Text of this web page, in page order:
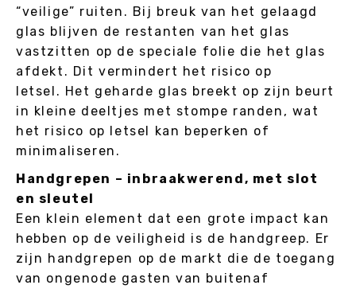
“veilige” ruiten. Bij breuk van het gelaagd
glas blijven de restanten van het glas
vastzitten op de speciale folie die het glas
afdekt. Dit vermindert het risico op
letsel. Het geharde glas breekt op zijn beurt
in kleine deeltjes met stompe randen, wat
het risico op letsel kan beperken of
minimaliseren.
Handgrepen – inbraakwerend, met slot
en sleutel
Een klein element dat een grote impact kan
hebben op de veiligheid is de handgreep. Er
zijn handgrepen op de markt die de toegang
van ongenode gasten van buitenaf